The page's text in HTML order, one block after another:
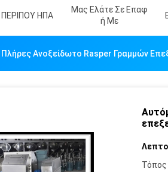
ΠΕΡΙΠΟΥ ΗΠΑ
Μας Ελάτε Σε Επαφ
Ή Με
Ανοξείδωτο Rasper Γραμμών
Τόπος